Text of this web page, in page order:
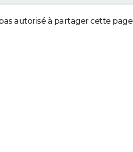
autorisé à partager cette page